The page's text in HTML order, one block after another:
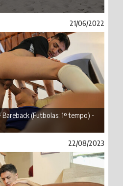
21/06/2022
(Futbolas: 1º tempo) -
22/08/2023